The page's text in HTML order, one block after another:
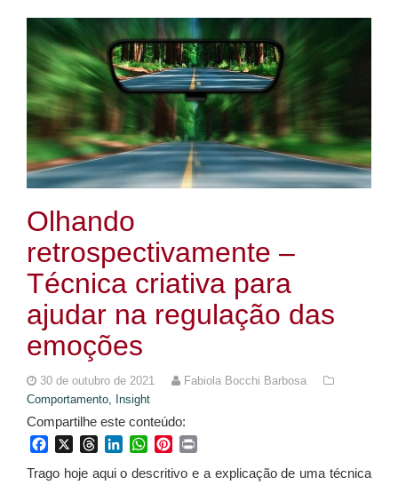
Olhando
retrospectivamente –
Técnica criativa para
ajudar na regulação das
emoções
30 de outubro de 2021
Fabiola Bocchi Barbosa
Comportamento, Insight
Compartilhe este conteúdo:
FacebookThreadsLinkedInWhatsApp
Pinterest
Trago hoje aqui o descritivo e a explicação de uma técnica